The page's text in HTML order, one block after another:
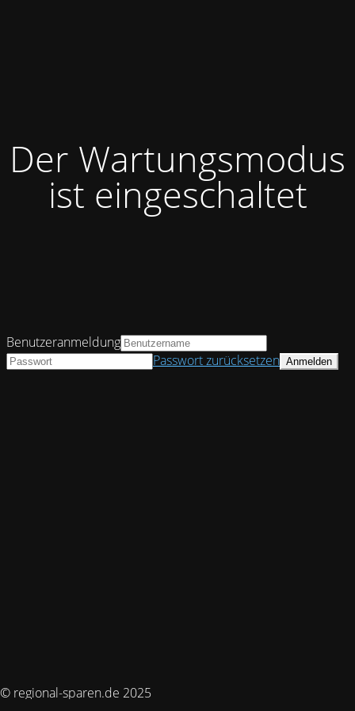
Der Wartungsmodus
ist eingeschaltet
© regional-sparen.de 2025
Benutzeranmeldung
Passwort zurücksetzen